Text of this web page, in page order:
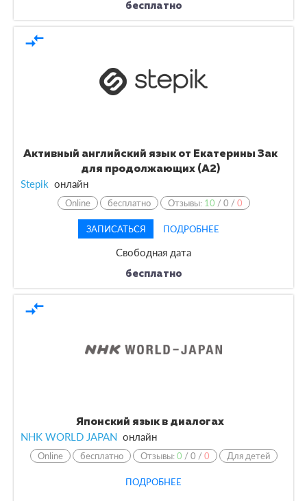
бесплатно
compare_arrows
Активный английский язык от Екатерины Зак
для продолжающих (А2)
Stepik онлайн
Online бесплатно Отзывы: 10 /0 /0
ЗАПИСАТЬСЯ ПОДРОБНЕЕ
Свободная дата
бесплатно
compare_arrows
Японский язык в диалогах
NHK WORLD JAPAN онлайн
Online бесплатно Отзывы:0 /0 /0 Для детей
ПОДРОБНЕЕ